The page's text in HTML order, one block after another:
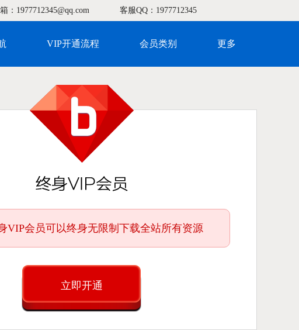
信箱：1977712345@qq.com 客服QQ：1977712345
VIP开通流程 会员类别 更多
VIP会员可以终身无限制下载全站所有资源
立即开通